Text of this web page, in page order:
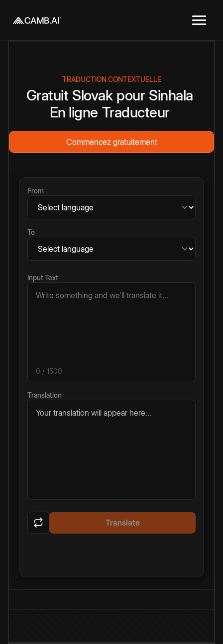
TRADUCTION CONTEXTUELLE
Gratuit Slovak pour Sinhala
En ligne Traducteur
Commencez gratuitement
From
To
Input Text
0 / 1500
Translation
Your translation will appear here...
Translate